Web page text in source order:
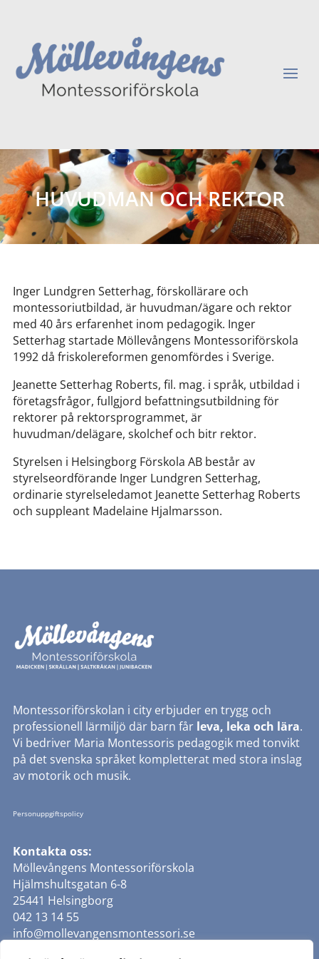
HUVUDMAN OCH REKTOR
Inger Lundgren Setterhag, förskollärare och
montessoriutbildad, är huvudman/ägare och rektor
med 40 års erfarenhet inom pedagogik. Inger
Setterhag startade Möllevångens Montessoriförskola
1992 då friskolereformen genomfördes i Sverige.
Jeanette Setterhag Roberts, fil. mag. i språk, utbildad i
företagsfrågor, fullgjord befattningsutbildning för
rektorer på rektorsprogrammet, är
huvudman/delägare, skolchef och bitr rektor.
Styrelsen i Helsingborg Förskola AB består av
styrelseordförande Inger Lundgren Setterhag,
ordinarie styrelseledamot Jeanette Setterhag Roberts
och suppleant Madelaine Hjalmarsson.
Montessoriförskolan i city erbjuder en trygg och
professionell lärmiljö där barn får leva, leka och lära.
Vi bedriver Maria Montessoris pedagogik med tonvikt
på det svenska språket kompletterat med stora inslag
av motorik och musik.
Personuppgiftspolicy
Kontakta oss:
Möllevångens Montessoriförskola
Hjälmshultsgatan 6-8
25441 Helsingborg
042 13 14 55
info@mollevangensmontessori.se